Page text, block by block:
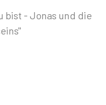
bist - Jonas und die